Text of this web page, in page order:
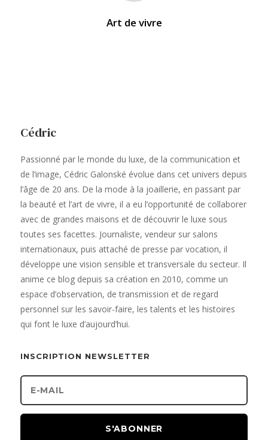
Art de vivre
Cédric
Passionné par le monde du luxe, de la communication et
de l’image, Cédric Galonské évolue dans cet univers depuis
l’âge de 20 ans. De la mode à la joaillerie, en passant par
la beauté et l’art de vivre, il a eu l’opportunité de collaborer
avec de grandes maisons et de découvrir le luxe sous
toutes ses facettes. Journaliste, vendeur sur salons
internationaux, puis attaché de presse par vocation, il
développe une vision sensible et transversale du secteur. Il
anime ce blog depuis sa création en 2010, comme un
espace d’observation, de transmission et de regard
personnel sur les savoir-faire, les talents et les histoires
qui font le luxe d’aujourd’hui.
INSCRIPTION NEWSLETTER
S'ABONNER